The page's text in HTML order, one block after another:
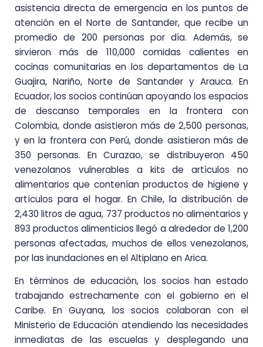
asistencia directa de emergencia en los puntos de
atención en el Norte de Santander, que recibe un
promedio de 200 personas por día. Además, se
sirvieron más de 110,000 comidas calientes en
cocinas comunitarias en los departamentos de La
Guajira, Nariño, Norte de Santander y Arauca. En
Ecuador, los socios continúan apoyando los espacios
de descanso temporales en la frontera con
Colombia, donde asistieron más de 2,500 personas,
y en la frontera con Perú, donde asistieron más de
350 personas. En Curazao, se distribuyeron 450
venezolanos vulnerables a kits de artículos no
alimentarios que contenían productos de higiene y
artículos para el hogar. En Chile, la distribución de
2,430 litros de agua, 737 productos no alimentarios y
893 productos alimenticios llegó a alrededor de 1,200
personas afectadas, muchos de ellos venezolanos,
por las inundaciones en el Altiplano en Arica.
En términos de educación, los socios han estado
trabajando estrechamente con el gobierno en el
Caribe. En Guyana, los socios colaboran con el
Ministerio de Educación atendiendo las necesidades
inmediatas de las escuelas y desplegando una